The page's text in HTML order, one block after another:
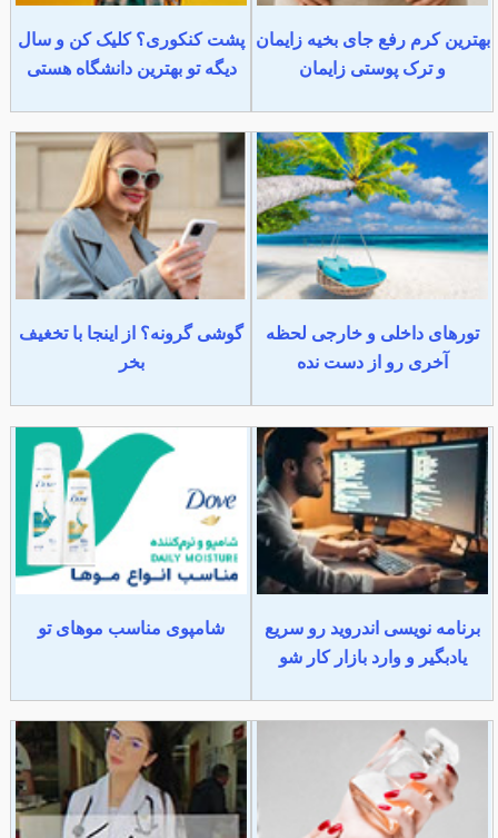
بهترین کرم رفع جای بخیه زایمان
و ترک پوستی زایمان
پشت کنکوری؟ کلیک کن و سال
دیگه تو بهترین دانشگاه هستی
تورهای داخلی و خارجی لحظه
آخری رو از دست نده
گوشی گرونه؟ از اینجا با تخغیف
بخر
برنامه نویسی اندروید رو سریع
یادبگیر و وارد بازار کار شو
شامپوی مناسب موهای تو